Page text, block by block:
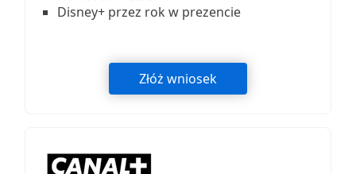
Disney+ przez rok w prezencie
Złóż wniosek